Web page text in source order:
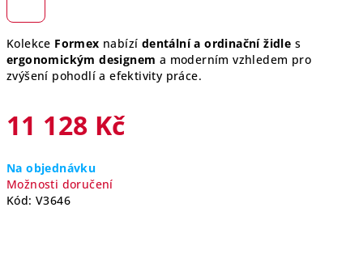
Kolekce Formex nabízí dentální a ordinační židle s
ergonomickým designem a moderním vzhledem pro
zvýšení pohodlí a efektivity práce.
11 128 Kč
cena:
Na objednávku
Možnosti doručení
Kód: V3646